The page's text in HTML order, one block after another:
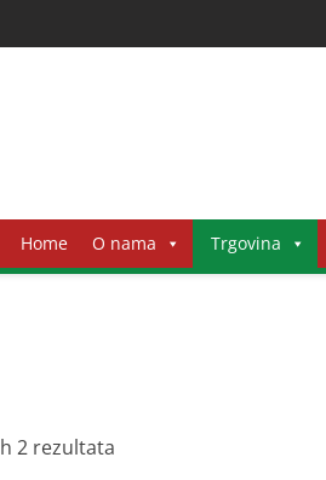
Home O nama Trgovina
2 rezultata